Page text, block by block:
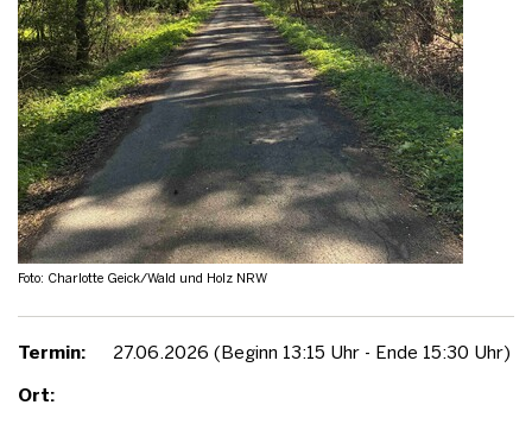
Foto: Charlotte Geick/Wald und Holz NRW
Termin:
27.06.2026 (Beginn 13:15 Uhr - Ende 15:30 Uhr)
Ort: